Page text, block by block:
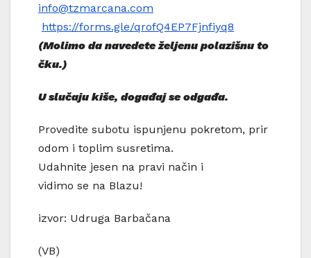
info@tzmarcana.com
https://forms.gle/qrofQ4EP7Fjnfiyq8
(Molimo danavedete željenu polazišnu to
čku.)
Uslučaju kiše, događajse odgađa.
Provedite subotu ispunjenu pokretom, prir
odom i toplim susretima.
Udahnite jesen na pravi način i
vidimo se na Blazu!
izvor: Udruga Barbačana
(VB)